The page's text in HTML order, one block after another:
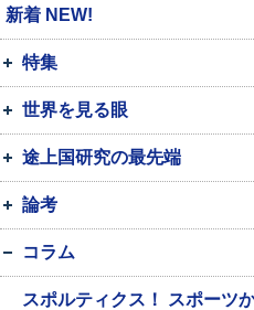
新着 NEW!
特集
世界を見る眼
途上国研究の最先端
論考
コラム
スポルティクス！ スポーツ